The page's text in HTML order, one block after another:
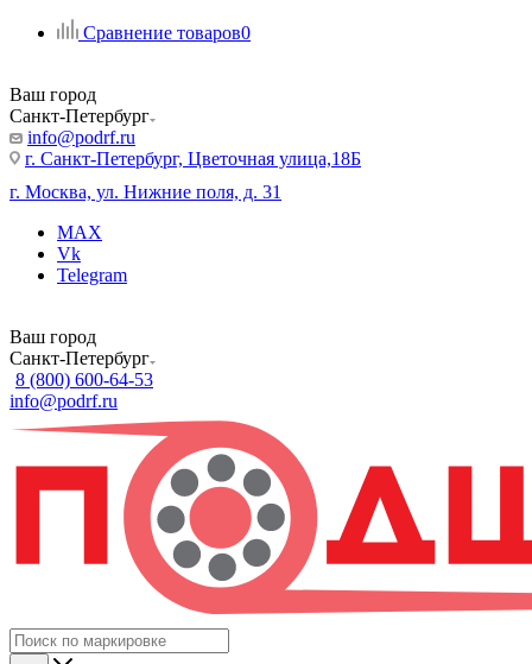
Сравнение товаров0
Ваш город
Санкт-Петербург
info@podrf.ru
г. Санкт-Петербург, Цветочная улица,18Б
г. Москва, ул. Нижние поля, д. 31
MAX
Vk
Telegram
Ваш город
Санкт-Петербург
8 (800) 600-64-53
info@podrf.ru